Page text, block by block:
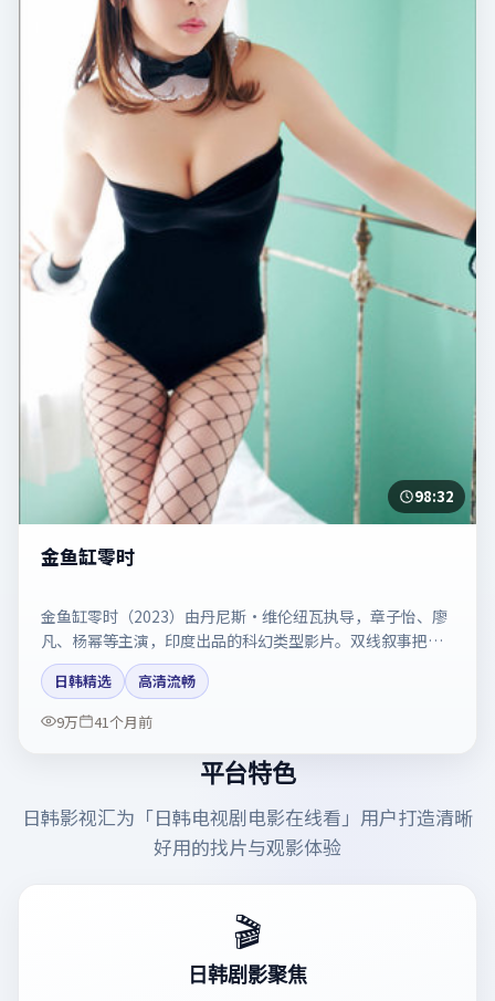
98:32
金鱼缸零时
金鱼缸零时（2023）由丹尼斯·维伦纽瓦执导，章子怡、廖
凡、杨幂等主演，印度出品的科幻类型影片。双线叙事把悬
念保持到最后一刻。剧情简介与主创信息可供检索参考，上
映日期以片方资料为准。
日韩精选
高清流畅
9万
41个月前
平台特色
日韩影视汇为「日韩电视剧电影在线看 」用户打造清晰
好用的找片与观影体验
🎬
日韩剧影聚焦